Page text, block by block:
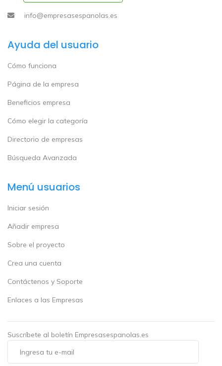
info@empresasespanolas.es
Ayuda del usuario
Cómo funciona
Página de la empresa
Beneficios empresa
Cómo elegir la categoría
Directorio de empresas
Búsqueda Avanzada
Menú usuarios
Iniciar sesión
Añadir empresa
Sobre el proyecto
Crea una cuenta
Contáctenos y Soporte
Enlaces a las Empresas
Suscríbete al boletín Empresasespanolas.es